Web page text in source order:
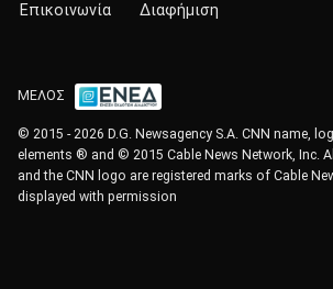
Επικοινωνία Διαφήμιση
ΜΕΛΟΣ
© 2015 - 2026 D.G. Newsagency S.A. CNN name,
elements ® and © 2015 Cable News Network, Inc.
and the CNN logo are registered marks of Cable
displayed with permission